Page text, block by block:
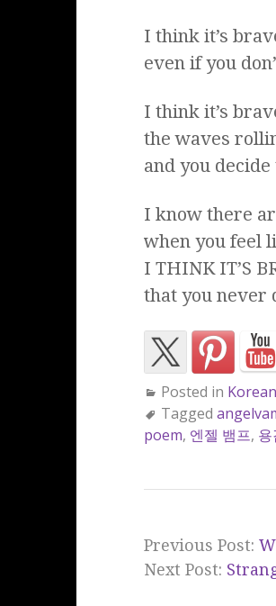
I think it’s
even if you
I think it’s
the waves
and you
I know there
when you feel
I THINK IT’S
that you never
Posted in
Tagged
poem, 엔젤 뱀프,
Previous Post:
Next Post: